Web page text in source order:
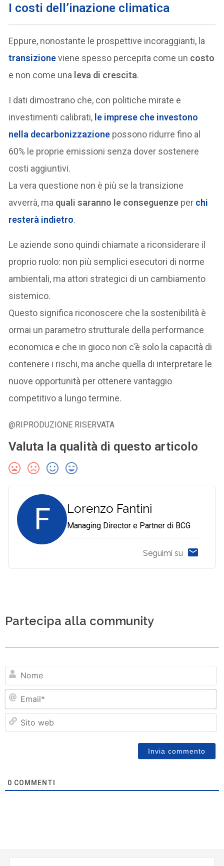
I costi dell’inazione climatica
Eppure, nonostante le prospettive incoraggianti, la
transizioneviene spesso percepita come un costo
e non come una leva di crescita.
I dati dimostrano che, con politiche mirate e
investimenti calibrati, le imprese che investono
nella decarbonizzazione possono ridurre fino al
60% le proprie emissioni senza dover sostenere
costi aggiuntivi.
La vera questione non è più se la transizione
avverrà, ma quali saranno le conseguenze per chi
resterà indietro.
Le aziende sono quindi chiamate a riconsiderare il
proprio ruolo: non più semplici esecutori di norme
ambientali, ma attori strategici di un cambiamento
sistemico.
Questo significa riconoscere che la sostenibilità è
ormai un parametro strutturale della performance
economica e che in gioco non c’è solo la capacità di
contenere i rischi, ma anche quella di interpretare le
nuove opportunità per ottenere vantaggio
competitivo a lungo termine.
@RIPRODUZIONE RISERVATA
Valuta la qualità di questo articolo
F Lorenzo Fantini
Managing Director e Partner di BCG
Seguimi su
Partecipa alla community
0 COMMENTI